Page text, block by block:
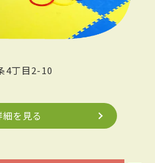
4丁目2-10
細を見る